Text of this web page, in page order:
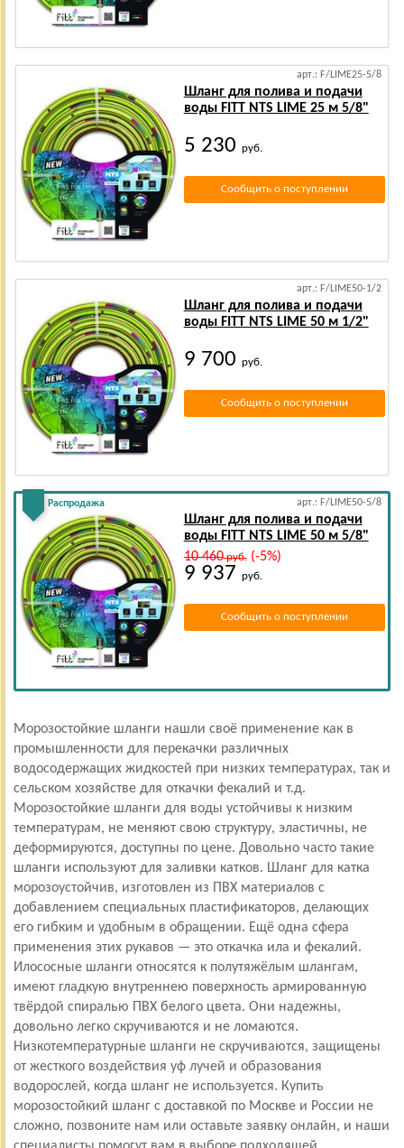
арт.: F/LIME25-5/8
Шланг для полива и подачи
воды FITT NTS LIME 25 м 5/8"
5 230 руб.
Сообщить о поступлении
арт.: F/LIME50-1/2
Шланг для полива и подачи
воды FITT NTS LIME 50 м 1/2"
9 700 руб.
Сообщить о поступлении
Распродажа арт.: F/LIME50-5/8
Шланг для полива и подачи
воды FITT NTS LIME 50 м 5/8"
10 460руб.(-5%)
9 937 руб.
Сообщить о поступлении
Морозостойкие шланги нашли своё применение как в
промышленности для перекачки различных
водосодержащих жидкостей при низких температурах, так и
сельском хозяйстве для откачки фекалий и т.д.
Морозостойкие шланги для воды устойчивы к низким
температурам, не меняют свою структуру, эластичны, не
деформируются, доступны по цене. Довольно часто такие
шланги используют для заливки катков. Шланг для катка
морозоустойчив, изготовлен из ПВХ материалов с
добавлением специальных пластификаторов, делающих
его гибким и удобным в обращении. Ещё одна сфера
применения этих рукавов — это откачка ила и фекалий.
Илососные шланги относятся к полутяжёлым шлангам,
имеют гладкую внутреннею поверхность армированную
твёрдой спиралью ПВХ белого цвета. Они надежны,
довольно легко скручиваются и не ломаются.
Низкотемпературные шланги не скручиваются, защищены
от жесткого воздействия уф лучей и образования
водорослей, когда шланг не используется. Купить
морозостойкий шланг с доставкой по Москве и России не
сложно, позвоните нам или оставьте заявку онлайн, и наши